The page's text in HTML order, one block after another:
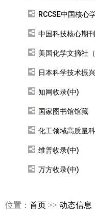
RCCSE中国核心
中国科技核心期
美国化学文摘社（
日本科学技术振
知网收录(中)
国家图书馆馆藏
化工领域高质量
维普收录(中)
万方收录(中)
位置： 首页 >> 动态信息